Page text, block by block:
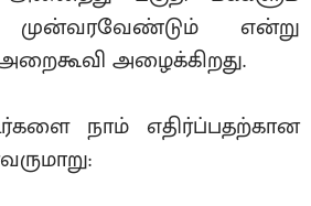
முன்வரவேண்டும் என்று
அழைக்கிறது.
நாம் எதிர்ப்பதற்கான